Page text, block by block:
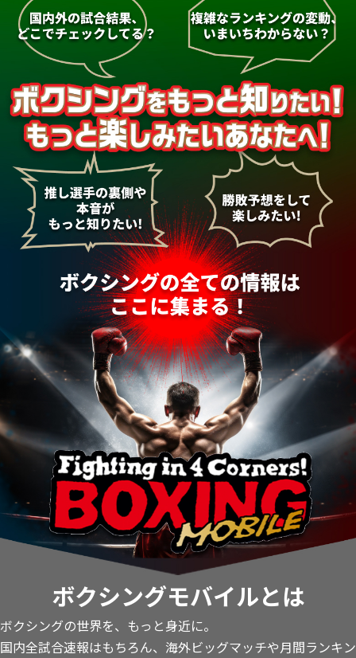
ボクシングモバイルとは
ボクシングの世界を、もっと身近に。
国内全試合速報はもちろん、海外ビッグマッチや月間ランキン